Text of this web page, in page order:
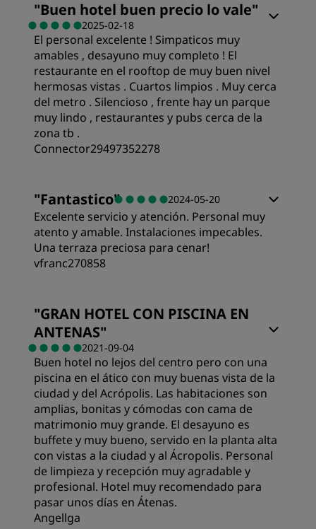
"Buen hotel buen precio lo vale"
2025-02-18
El personal excelente ! Simpaticos muy
amables , desayuno muy completo ! El
restaurante en el rooftop de muy buen nivel
hermosas vistas . Cuartos limpios . Muy cerca
del metro . Silencioso , frente hay un parque
muy lindo , restaurantes y pubs cerca de la
zona tb .
Connector29497352278
"Fantastico" 2024-05-20
Excelente servicio y atención. Personal muy
atento y amable. Instalaciones impecables.
Una terraza preciosa para cenar!
vfranc270858
Calidad/precio
Calidad del sueño
Ubicación
Limpieza
Servicio
"GRAN HOTEL CON PISCINA EN
ANTENAS"
2021-09-04
Buen hotel no lejos del centro pero con una
piscina en el ático con muy buenas vista de la
ciudad y del Acrópolis. Las habitaciones son
amplias, bonitas y cómodas con cama de
matrimonio muy grande. El desayuno es
buffete y muy bueno, servido en la planta alta
con vistas a la ciudad y al Ácropolis. Personal
de limpieza y recepción muy agradable y
profesional. Hotel muy recomendado para
pasar unos días en Átenas.
Angellga